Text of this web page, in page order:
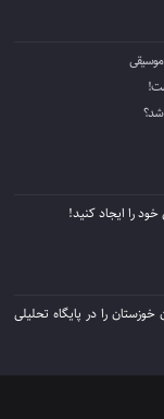
شد؟
را ايجاد كنيد!
را در پایگاه تحلیلی